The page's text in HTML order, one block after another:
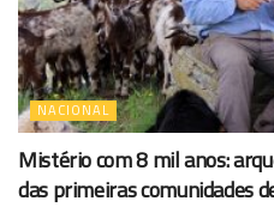
NACIONAL
Mistério com 8 mil anos:
das primeiras comunidades